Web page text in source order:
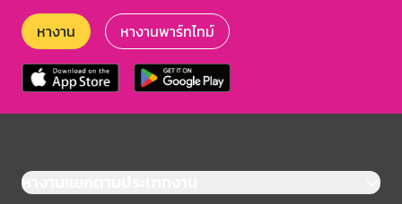
หางาน หางานพาร์ทไทม์
หางานแยกตามประเภทงาน